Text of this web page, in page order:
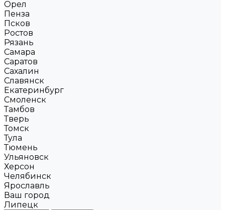
Орел
Пенза
Псков
Ростов
Рязань
Самара
Саратов
Сахалин
Славянск
Екатеринбург
Смоленск
Тамбов
Тверь
Томск
Тула
Тюмень
Ульяновск
Херсон
Челябинск
Ярославль
Ваш город
Липецк